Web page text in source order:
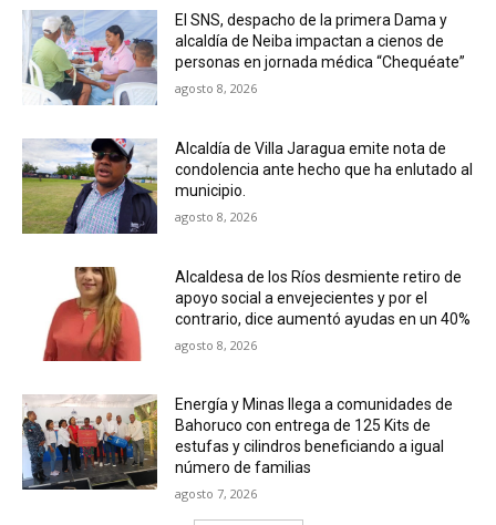
El SNS, despacho de la primera Dama y
alcaldía de Neiba impactan a cienos de
personas en jornada médica “Chequéate”
agosto 8, 2026
Alcaldía de Villa Jaragua emite nota de
condolencia ante hecho que ha enlutado al
municipio.
agosto 8, 2026
Alcaldesa de los Ríos desmiente retiro de
apoyo social a envejecientes y por el
contrario, dice aumentó ayudas en un 40%
agosto 8, 2026
Energía y Minas llega a comunidades de
Bahoruco con entrega de 125 Kits de
estufas y cilindros beneficiando a igual
número de familias
agosto 7, 2026